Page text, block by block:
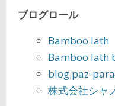
ブログロール
Bamboo lath
Bamboo lath
blog.paz-
株式会社シャ